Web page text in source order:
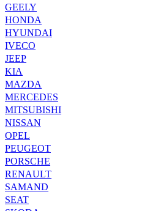
GEELY
HONDA
HYUNDAI
IVECO
JEEP
KIA
MAZDA
MERCEDES
MITSUBISHI
NISSAN
OPEL
PEUGEOT
PORSCHE
RENAULT
SAMAND
SEAT